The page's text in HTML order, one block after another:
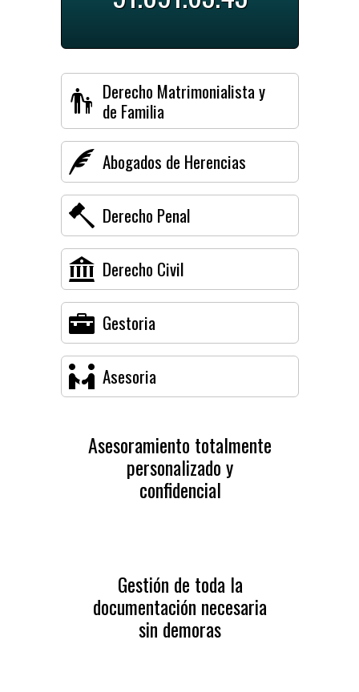
Derecho Matrimonialista y
de Familia
Abogados de Herencias
Derecho Penal
Derecho Civil
Gestoria
Asesoria
Asesoramiento totalmente
personalizado y
confidencial
Gestión de toda la
documentación necesaria
sin demoras